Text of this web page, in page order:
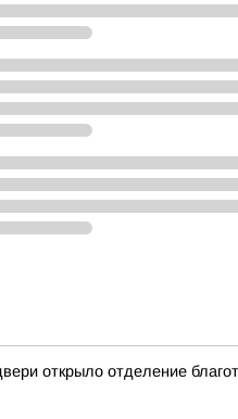
открыло отделение